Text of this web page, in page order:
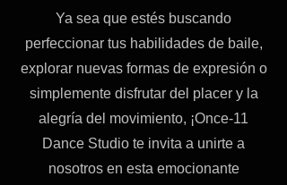
Ya sea que estés buscando
perfeccionar tus habilidades de baile,
explorar nuevas formas de expresión o
simplemente disfrutar del placer y la
alegría del movimiento, ¡Once-11
Dance Studio te invita a unirte a
nosotros en esta emocionante